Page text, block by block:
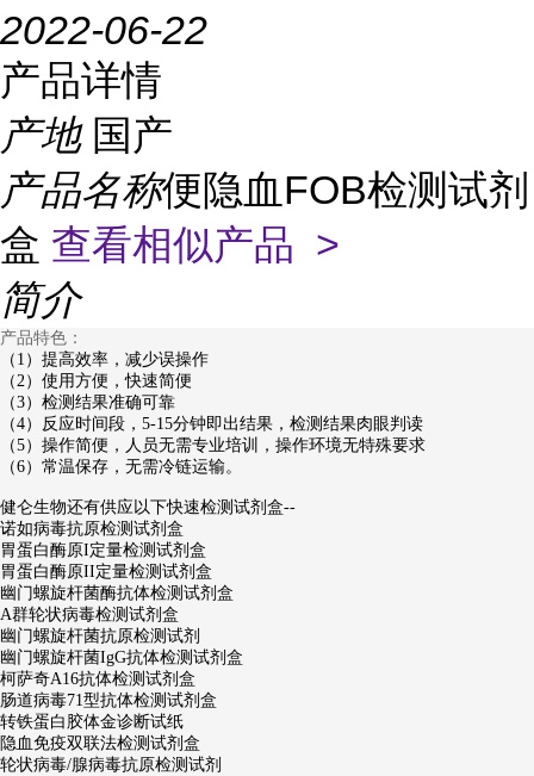
2022-06-22
产品详情
产地 国产
产品名称便隐血FOB检测试剂
盒 查看相似产品 >
简介
产品特色：
（1）提高效率，减少误操作
（2）使用方便，快速简便
（3）检测结果准确可靠
（4）反应时间段，5-15分钟即出结果，检测结果肉眼判读
（5）操作简便，人员无需专业培训，操作环境无特殊要求
（6）常温保存，无需冷链运输。
健仑生物还有供应以下快速检测试剂盒--
诺如病毒抗原检测试剂盒
胃蛋白酶原I定量检测试剂盒
胃蛋白酶原II定量检测试剂盒
幽门螺旋杆菌酶抗体检测试剂盒
A群轮状病毒检测试剂盒
幽门螺旋杆菌抗原检测试剂
幽门螺旋杆菌IgG抗体检测试剂盒
柯萨奇A16抗体检测试剂盒
肠道病毒71型抗体检测试剂盒
转铁蛋白胶体金诊断试纸
隐血免疫双联法检测试剂盒
轮状病毒/腺病毒抗原检测试剂